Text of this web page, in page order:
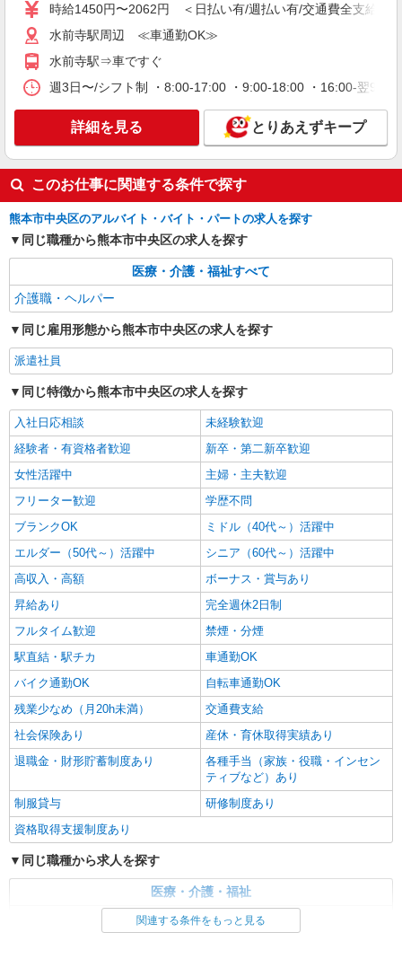
すいエリアなど、お好きな勤務地をお選び下さ
い！！
派遣社員
（株）ウィルオブ・ワークCW 熊本支店/ms430101
時給1400円 ◆前払い・日払い・週払いOK
熊本県熊本市中央区
キープ
派遣社員
日研トータルソーシング株式会社 メディカルケア事業部/熊本オフィ
介護スタッフ／資格あり or 経験者
時給1,320円〜1,400円 ◆無資格・経験者：時
給1,320円〜 ◆初任者研修・未経験：時給1,320
円〜 ◆初任者研修・経験者：時給1,350円〜 ◆介
給与幅は経験・能力による ★週払いOK（規定あ
り）
熊本県熊本市中央区 【最寄駅】熊本市電「味
ら通いやすいエリアなど、お好きな勤務地をお選
び下さい！！
アルバイト パート 派遣社員 紹介予定派遣
日研トータルソーシング株式会社 メディカルケア事業部/熊本オフィ
ス
介護スタッフ／資格あり or 経験者
時給1,320円〜1,400円 ◆無資格・経験者：時
給1,320円〜 ◆初任者研修・未経験：時給1,320
円〜 ◆初任者研修・経験者：時給1,350円〜 ◆介
護福祉士：時給1,400円〜 ※経験者は3ヶ月以上 ※
給与幅は経験・能力による ★週払いOK（規定あ
熊本県熊本市中央区 【最寄駅】熊本市電B系統
「西辛島町」駅 ★マイカー・バイク通勤もOK！
（規定あり） ★勤務地は3000ヶ所以上★ 自宅か
ら通いやすいエリアなど、お好きな勤務地をお選
キープ 詳細を見る
派遣社員
（株）ウィルオブ・ワークCW 熊本支店/ms430101
夜勤専従
時給1550円 ◆前払い・日払い・週払いOK
熊本県熊本市中央区
詳細を見る
時給1450円〜2062円 ＜日払い有/週払い有/交通費全支給(ガ
水前寺駅周辺 ≪車通勤OK≫
水前寺駅⇒車ですぐ
週3日〜/シフト制 ・8:00-17:00 ・9:00-18:00 ・16:00-翌
詳細を見る とりあえずキープ
このお仕事に関連する条件で探す
熊本市中央区のアルバイト・バイト・パートの求人を探す
同じ職種から熊本市中央区の求人を探す
医療・介護・福祉すべて
介護職・ヘルパー
同じ雇用形態から熊本市中央区の求人を探す
派遣社員
同じ特徴から熊本市中央区の求人を探す
入社日応相談
未経験歓迎
経験者・有資格者歓迎
新卒・第二新卒歓迎
女性活躍中
主婦・主夫歓迎
フリーター歓迎
学歴不問
ブランクOK
ミドル（40代～）活躍中
エルダー（50代～）活躍中
シニア（60代～）活躍中
高収入・高額
ボーナス・賞与あり
昇給あり
完全週休2日制
フルタイム歓迎
禁煙・分煙
駅直結・駅チカ
車通勤OK
バイク通勤OK
自転車通勤OK
残業少なめ（月20h未満）
交通費支給
社会保険あり
産休・育休取得実績あり
退職金・財形貯蓄制度あり
各種手当（家族・役職・インセン
ティブなど）あり
制服貸与
研修制度あり
資格取得支援制度あり
同じ職種から求人を探す
医療・介護・福祉
関連する条件をもっと見る